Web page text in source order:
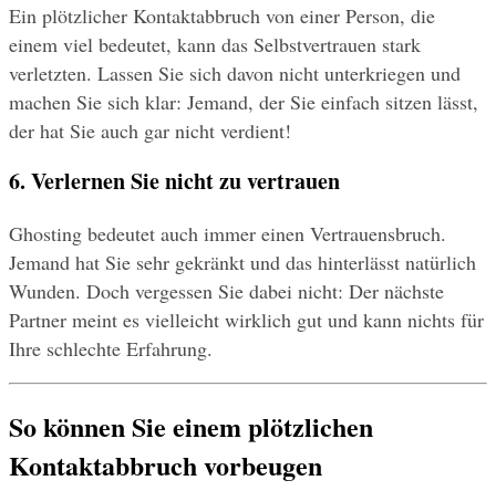
Ein plötzlicher Kontaktabbruch von einer Person, die
einem viel bedeutet, kann das Selbstvertrauen stark
verletzten. Lassen Sie sich davon nicht unterkriegen und
machen Sie sich klar: Jemand, der Sie einfach sitzen lässt,
der hat Sie auch gar nicht verdient!
6. Verlernen Sie nicht zu vertrauen
Ghosting bedeutet auch immer einen Vertrauensbruch.
Jemand hat Sie sehr gekränkt und das hinterlässt natürlich
Wunden. Doch vergessen Sie dabei nicht: Der nächste
Partner meint es vielleicht wirklich gut und kann nichts für
Ihre schlechte Erfahrung.
So können Sie einem plötzlichen
Kontaktabbruch vorbeugen